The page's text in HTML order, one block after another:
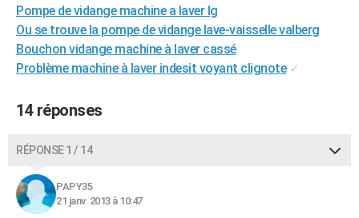
CARTE DE VOEUX
Carte de Noël
Carte Bonne année
Carte Saint-Valentin
Carte Pâques
Carte d'anniversaire
DICTIONNAIRE
Dictionnaire
Biographies
Citations
Expressions
Proverbes
COPAINS D'AVANT
S'inscrire
Se connecter
Lycées
Collèges
Primaires
Universités
Entreprises
Service militaire
Avis de recherche
AVIS DE DÉCÈS
FORUM
Bricolage
Lifestyle
Culture
Sport
Auto
Television
Voyage
Cinema
Pompe de vidange machine a laver lg
Ou se trouve la pompe de vidange lave-vaisselle valberg
Bouchon vidange machine à laver cassé
Problème machine à laver indesit voyant clignote ✓
14 réponses
RÉPONSE 1 / 14
PAPY35
21 janv. 2013 à 10:47